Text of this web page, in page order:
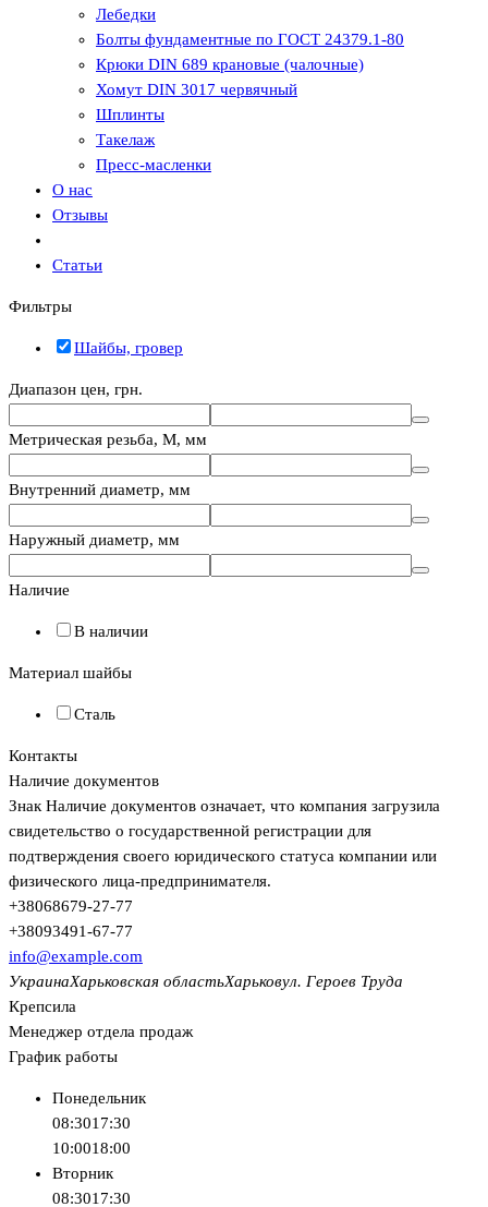
Лебедки
Болты фундаментные по ГОСТ 24379.1-80
Крюки DIN 689 крановые (чалочные)
Хомут DIN 3017 червячный
Шплинты
Такелаж
Пресс-масленки
О нас
Отзывы
Статьи
Фильтры
Шайбы, гровер
Диапазон цен, грн.
Метрическая резьба, М, мм
Внутренний диаметр, мм
Наружный диаметр, мм
Наличие
В наличии
Материал шайбы
Сталь
Контакты
Наличие документов
Знак Наличие документов означает, что компания загрузила
свидетельство о государственной регистрации для
подтверждения своего юридического статуса компании или
физического лица-предпринимателя.
+38068679-27-77
+38093491-67-77
info@example.com
УкраинаХарьковская областьХарьковул. Героев Труда
Крепсила
Менеджер отдела продаж
График работы
Понедельник
08:3017:30
10:0018:00
Вторник
08:3017:30